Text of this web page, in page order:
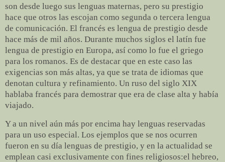
son desde luego sus lenguas maternas, pero su prestigio
hace que otros las escojan como segunda o tercera lengua
de comunicación. El francés es lengua de prestigio desde
hace más de mil años. Durante muchos siglos el latín fue
lengua de prestigio en Europa, así como lo fue el griego
para los romanos. Es de destacar que en este caso las
exigencias son más altas, ya que se trata de idiomas que
denotan cultura y refinamiento. Un ruso del siglo XIX
hablaba francés para demostrar que era de clase alta y había
viajado.
Y a un nivel aún más por encima hay lenguas reservadas
para un uso especial. Los ejemplos que se nos ocurren
fueron en su día lenguas de prestigio, y en la actualidad se
emplean casi exclusivamente con fines religiosos:el hebreo,